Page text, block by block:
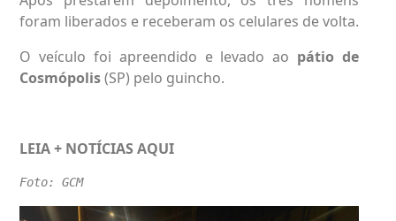
foram liberados e receberam os celulares de volta.
O veículo foi apreendido e levado ao pátio de
Cosmópolis(SP) pelo guincho.
LEIA + NOTÍCIAS AQUI
Foto: GCM